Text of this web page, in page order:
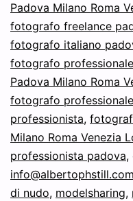
&
Padova Milano Roma
fotografo freelance
fotografo italiano
fotografo professionale
Padova Milano Roma
fotografo
professionista,
Milano Roma Venezia
professionista padova,
info@albertophstill.com
di nudo, modelsharing,